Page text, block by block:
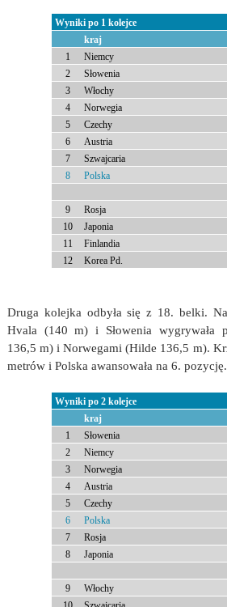
Wyniki po 1 kolejce
kraj
1
Niemcy
2
Słowenia
3
Włochy
4
Norwegia
5
Czechy
6
Austria
7
Szwajcaria
8
Polska
9 Rosja
10
Japonia
11
Finlandia
12
Korea Pd.
Druga kolejka odbyła się z 18. belki.
Hvala (140 m) i Słowenia wygrywała
136,5 m) i Norwegami (Hilde 136,5 m).
metrów i Polska awansowała na 6. pozycję.
Wyniki po 2 kolejce
kraj
1
Słowenia
2
Niemcy
3
Norwegia
4
Austria
5
Czechy
6
Polska
7
Rosja
8
Japonia
9 Włochy